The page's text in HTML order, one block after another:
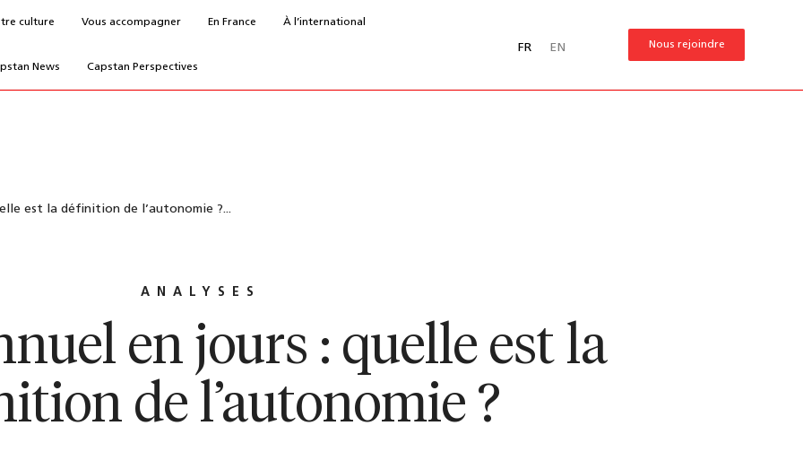
culture Vous accompagner En France À l’international
News Capstan Perspectives
FR EN Nous rejoindre
est la définition de l’autonomie ?...
ANALYSES
en jours : quelle est la
de l’autonomie ?